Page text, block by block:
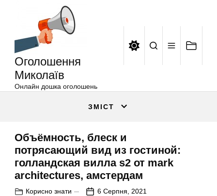
Оголошення
Миколаїв
Онлайн дошка оголошень
ЗМІСТ
Объёмность, блеск и
потрясающий вид из гостиной:
голландская вилла s2 от mark
architectures, амстердам
Корисно знати 6 Серпня, 2021